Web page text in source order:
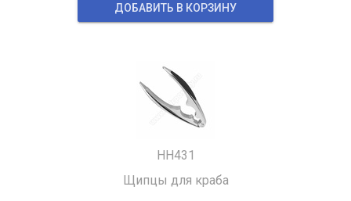
ДОБАВИТЬ В КОРЗИНУ
HH431
Щипцы для краба